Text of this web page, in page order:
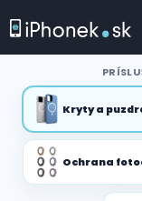
obsah
Kryty a
Ochrana